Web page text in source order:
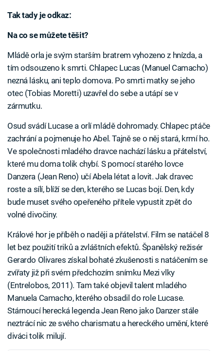
Tak tady je odkaz:
Na co se můžete těšit?
Mládě orla je svým starším bratrem vyhozeno z hnízda, a
tím odsouzeno k smrti. Chlapec Lucas (Manuel Camacho)
nezná lásku, ani teplo domova. Po smrti matky se jeho
otec (Tobias Moretti) uzavřel do sebe a utápí se v
zármutku.
Osud svádí Lucase a orlí mládě dohromady. Chlapec ptáče
zachrání a pojmenuje ho Abel. Tajně se o něj stará, krmí ho.
Ve společnosti mladého dravce nachází lásku a přátelství,
které mu doma tolik chybí. S pomocí starého lovce
Danzera (Jean Reno) učí Abela létat a lovit. Jak dravec
roste a sílí, blíží se den, kterého se Lucas bojí. Den, kdy
bude muset svého opeřeného přítele vypustit zpět do
volné divočiny.
Králové hor je příběh o naději a přátelství. Film se natáčel 8
let bez použití triků a zvláštních efektů. Španělský režisér
Gerardo Olivares získal bohaté zkušenosti s natáčením se
zvířaty již při svém předchozím snímku Mezi vlky
(Entrelobos, 2011). Tam také objevil talent mladého
Manuela Camacho, kterého obsadil do role Lucase.
Stárnoucí herecká legenda Jean Reno jako Danzer stále
neztrácí nic ze svého charismatu a hereckého umění, které
diváci tolik milují.